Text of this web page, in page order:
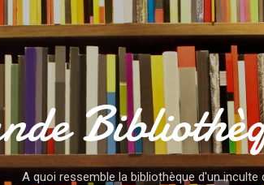
Accéder au contenu principal
A quoi ressemble la bibliothèque d'un inculte